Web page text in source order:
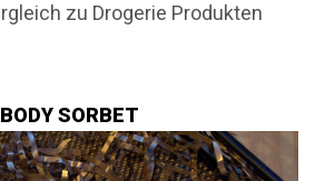
zu Drogerie Produkten
SORBET